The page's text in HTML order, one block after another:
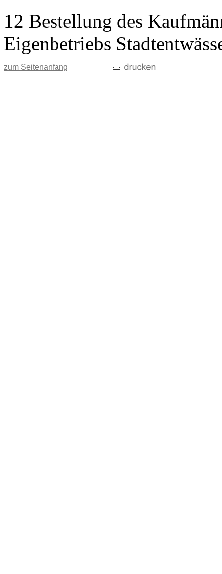
12 Bestellung des
Eigenbetriebs
zum Seitenanfang